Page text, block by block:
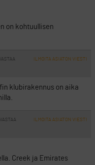
on kohtuullisen
ILMOITA ASIATON VIESTI
klubirakennus on aika
VASTAA ILMOITA ASIATON VIESTI
Creek ja Emirates